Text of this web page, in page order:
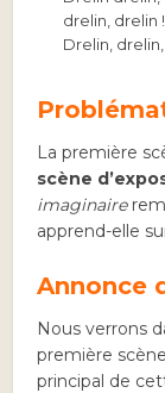
drelin, drelin
Drelin,
La première
scène
imaginaire
apprend-elle
Annonce
Nous verrons
première
principal de